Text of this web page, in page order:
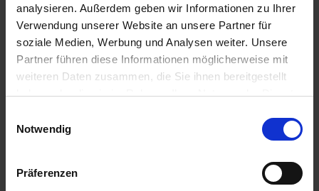
analysieren. Außerdem geben wir Informationen zu Ihrer
Verwendung unserer Website an unsere Partner für
soziale Medien, Werbung und Analysen weiter. Unsere
Partner führen diese Informationen möglicherweise mit
weiteren Daten zusammen, die Sie ihnen bereitgestellt
haben oder die sie im Rahmen Ihrer Nutzung der Dienste
Notwendig
Präferenzen